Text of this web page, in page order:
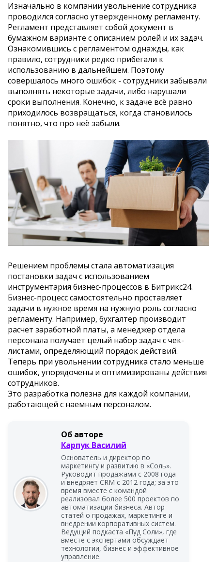
Изначально в компании увольнение сотрудника
проводился согласно утвержденному регламенту.
Регламент представляет собой документ в
бумажном варианте с описанием ролей и их задач.
Ознакомившись с регламентом однажды, как
правило, сотрудники редко прибегали к
использованию в дальнейшем. Поэтому
совершалось много ошибок - сотрудники забывали
выполнять некоторые задачи, либо нарушали
сроки выполнения. Конечно, к задаче всё равно
приходилось возвращаться, когда становилось
понятно, что про неё забыли.
Решением проблемы стала автоматизация
постановки задач с использованием
инструментария бизнес-процессов в Битрикс24.
Бизнес-процесс самостоятельно проставляет
задачи в нужное время на нужную роль согласно
регламенту. Например, бухгалтер производит
расчет заработной платы, а менеджер отдела
персонала получает целый набор задач с чек-
листами, определяющий порядок действий.
Теперь при увольнении сотрудника стало меньше
ошибок, упорядочены и оптимизированы действия
сотрудников.
Это разработка полезна для каждой компании,
работающей с наемным персоналом.
Об авторе
Карпук Василий
Основатель и директор по
маркетингу и развитию в «Соль».
Руководит продажами с 2008 года
и внедряет CRM с 2012 года; за это
время вместе с командой
реализовал более 500 проектов по
автоматизации бизнеса. Автор
статей о продажах, маркетинге и
внедрении корпоративных систем.
Ведущий подкаста «Пуд Соли», где
вместе с экспертами обсуждает
технологии, бизнес и эффективное
управление.